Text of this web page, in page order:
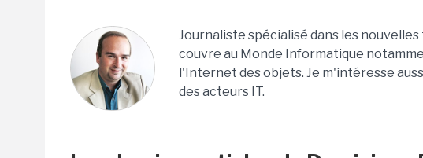
Journaliste spécialisé dans les
couvre au Monde Informatique
l'Internet des objets. Je m'intéresse
des acteurs IT.